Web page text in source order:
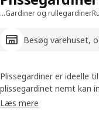
…Gardiner og rullegardiner
Besøg varehuset,
Plissegardiner er ideelle
plissegardinet nemt kan
Med et plissegardin fra
Læs mere